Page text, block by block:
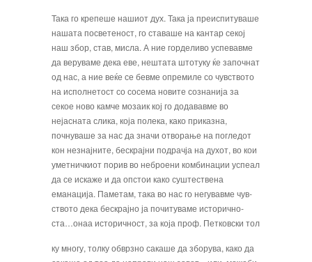
Така го крепеше нашиот дух. Така ја преиспи­туваше
нашата посветеност, го ставаше на кан­тар секој
наш збор, став, мисла. А ние гордели­во успевавме
да веруваме дека еве, нештата што­туку ќе започнат
од нас, а ние веќе се бевме опре­миле со чувството
на исполнетост со сосема новите сознанија за
секое ново камче мозаик кој го дода­вавме во
нејасната слика, која полека, како приказ­на,
почнуваше за нас да значи отворање на погле­дот
кон незнајните, бескрајни подрачја на духот, во кои
уметничкиот порив во неброени комбинации успеал
да се искаже и да опстои како суштествена
еманација. Паметам, така во нас го негувавме чув­
ството дека бескрајно ја почитуваме исторично­
ста…онаа историчност, за која проф. Петковски тол­
ку многу, толку обврзно сакаше да зборува, како да